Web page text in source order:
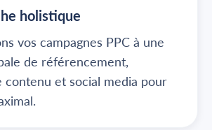
holistique
vos campagnes PPC à une
de référencement,
contenu et social media pour